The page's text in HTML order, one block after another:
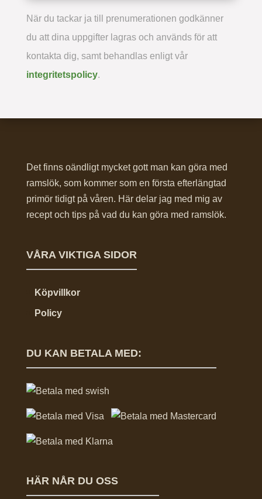
När du tackar ja till prenumerationen godkänner
du att dina uppgifter lagras och används för att
kontakta dig, samt behandlas enligt vår
integritetspolicy.
Det finns oändligt mycket gott man kan göra med
ramslök, som kommer som en första efterlängtad
primör tidigt på våren. Här delar jag med mig av
recept och tips på vad du kan göra med ramslök.
VÅRA VIKTIGA SIDOR
Köpvillkor
Policy
DU KAN BETALA MED:
HÄR NÅR DU OSS